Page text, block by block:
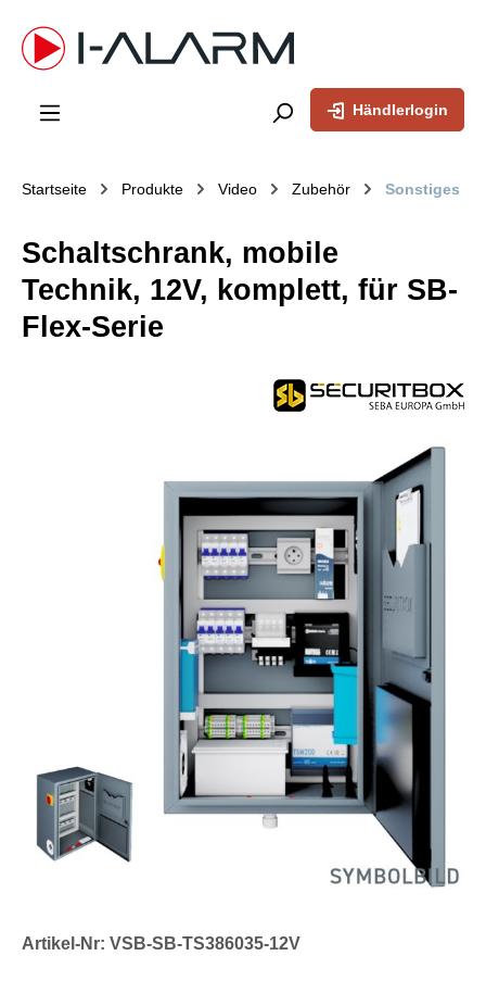
springen
Händlerlogin
Startseite Produkte Video Zubehör Sonstiges
Schaltschrank, mobile
Technik, 12V, komplett, für SB-
Flex-Serie
Artikel-Nr: VSB-SB-TS386035-12V